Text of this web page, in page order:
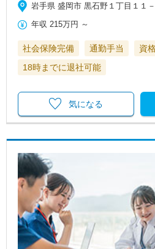
岩手県 盛岡市 黒石野１丁目１１
年収 215万円 ～
社会保険完備 通勤手当 資
18時までに退社可能
気になる